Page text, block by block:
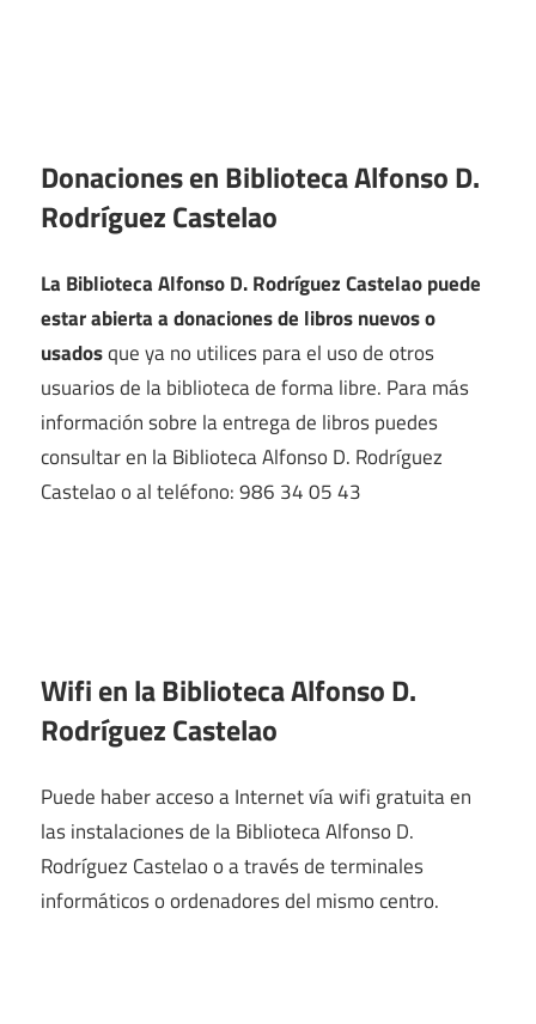
Donaciones en Biblioteca Alfonso D.
Rodríguez Castelao
La Biblioteca Alfonso D. Rodríguez Castelao puede
estar abierta a donaciones de libros nuevos o
usadosque ya no utilices para el uso de otros
usuarios de la biblioteca de forma libre. Para más
información sobre la entrega de libros puedes
consultar en la Biblioteca Alfonso D. Rodríguez
Castelao o al teléfono: 986 34 05 43
Wifi en laBiblioteca Alfonso D.
Rodríguez Castelao
Puede haber acceso a Internet vía wifi gratuita en
las instalaciones de la Biblioteca Alfonso D.
Rodríguez Castelao o a través de terminales
informáticos o ordenadores del mismo centro.